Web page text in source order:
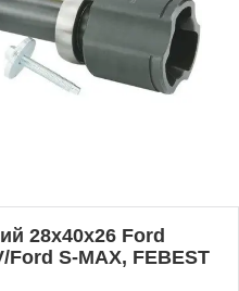
28x40x26 Ford
S-MAX, FEBEST